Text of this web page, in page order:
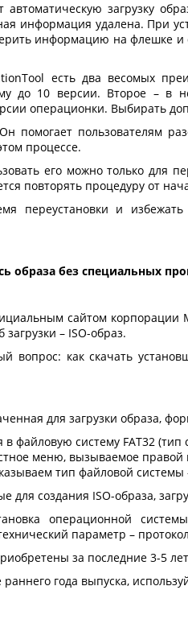
автоматическую загрузку
информация удалена. При
информацию на флешке
есть два весомых
до 10 версии. Второе – в
операционки. Выбирать
помогает пользователям
процессе.
его можно только для
повторять процедуру от
переустановки и
образа без специальных
сайтом
– ISO-образ.
вопрос: как скачать
для загрузки образа,
в файловую систему FAT32
меню, вызываемое
тип файловой системы
для создания ISO-образа,
операционной
параметр –
за последние 3-5
раннего года выпуска,